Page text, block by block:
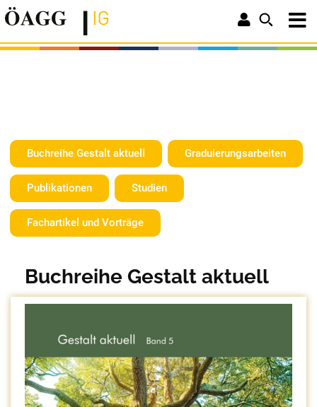
Buchreihe Gestalt aktuell Graduierungsarbeiten
Publikationen Studien
Fachartikel und Vorträge
Buchreihe Gestalt aktuell